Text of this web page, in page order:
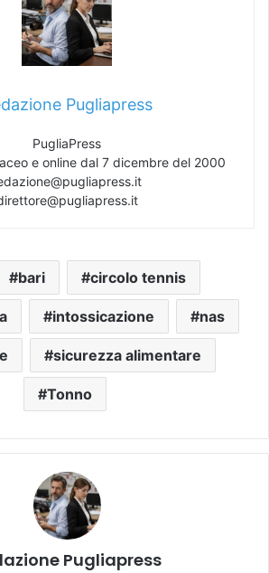
Pugliapress
PugliaPress
e online dal 7 dicembre del 2000
bari circolo tennis
intossicazione nas
sicurezza alimentare
Tonno
Pugliapress